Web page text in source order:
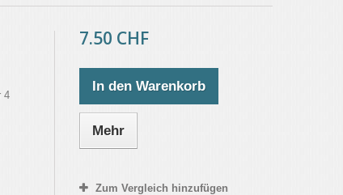
4
7.50 CHF
In den Warenkorb
Mehr
Zum Vergleich hinzufügen